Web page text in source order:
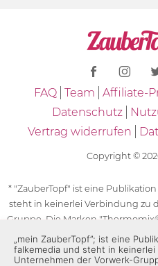
FAQ Team Affiliate-
Datenschutz
Vertrag widerrufen
Copyright ©
* "ZauberTopf" ist eine
steht in keinerlei Verbindung zu
Gruppe. Die Marken
des "Thermomix®" sind
der Vorwerk-Gruppe. Die
„mein ZauberTopf”; ist eine
falkemedia und steht in
Unternehmen der Vorwerk-